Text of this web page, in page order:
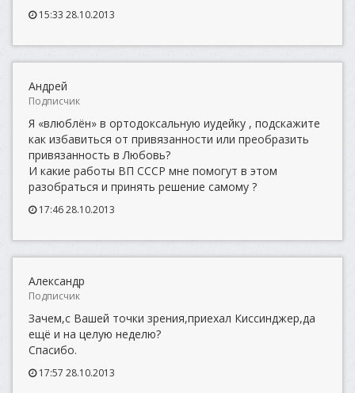
15:33 28.10.2013
Андрей
Подписчик
Я «влюблён» в ортодоксальную иудейку , подскажите
как избавиться от привязанности или преобразить
привязанность в Любовь?
И какие работы ВП СССР мне помогут в этом
разобраться и принять решение самому ?
17:46 28.10.2013
Александр
Подписчик
Зачем,с Вашей точки зрения,приехал Киссинджер,да
ещё и на целую неделю?
Спасибо.
17:57 28.10.2013